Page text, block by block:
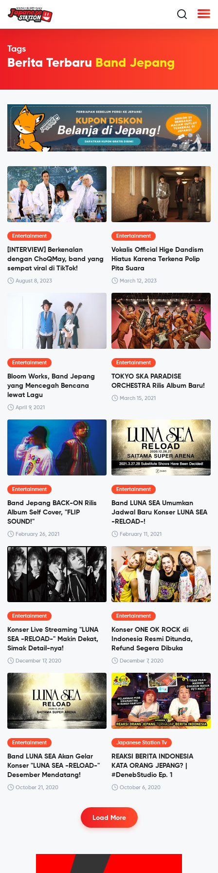
Tags
Berita Terbaru Band Jepang
Entertainment
[INTERVIEW] Berkenalan
dengan ChoQMay, band yang
sempat viral di TikTok!
August 8, 2023
Entertainment
Vokalis Official Hige Dandism
Hiatus Karena Terkena Polip
Pita Suara
March 12, 2023
Entertainment
Bloom Works, Band Jepang
yang Mencegah Bencana
lewat Lagu
April 9, 2021
Entertainment
TOKYO SKA PARADISE
ORCHESTRA Rilis Album Baru!
March 15, 2021
Entertainment
Band Jepang BACK-ON Rilis
Album Self Cover, "FLIP
SOUND!"
February 26, 2021
Entertainment
Band LUNA SEA Umumkan
Jadwal Baru Konser LUNA SEA
-RELOAD-!
February 11, 2021
Entertainment
Konser Live Streaming "LUNA
SEA -RELOAD-" Makin Dekat,
Simak Detail-nya!
December 17, 2020
Entertainment
Konser ONE OK ROCK di
Indonesia Resmi Ditunda,
Refund Segera Dibuka
December 7, 2020
Entertainment
Band LUNA SEA Akan Gelar
Konser "LUNA SEA -RELOAD-"
Desember Mendatang!
October 21, 2020
Japanese Station Tv
REAKSI BERITA INDONESIA
KATA ORANG JEPANG? |
#DenebStudio Ep. 1
October 6, 2020
Load More